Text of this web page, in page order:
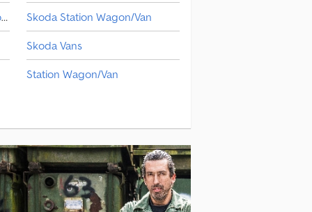
Mercedes-Benz Station Wagon/Van Skoda Station Wagon/Van
Skoda Vans
Station Wagon/Van
Vw Station Wagon/Van